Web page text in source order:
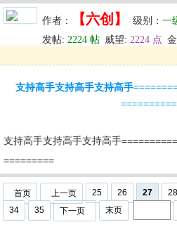
作者： 【六创】 级别： 一
发帖: 2224 帖 威望: 2224 点
回复 u 编辑 u
支持高手支持高手支持高手
支持高手支持高手支持高手
=========
首页 上一页 25 26 27 28
34
35 下一页 末页